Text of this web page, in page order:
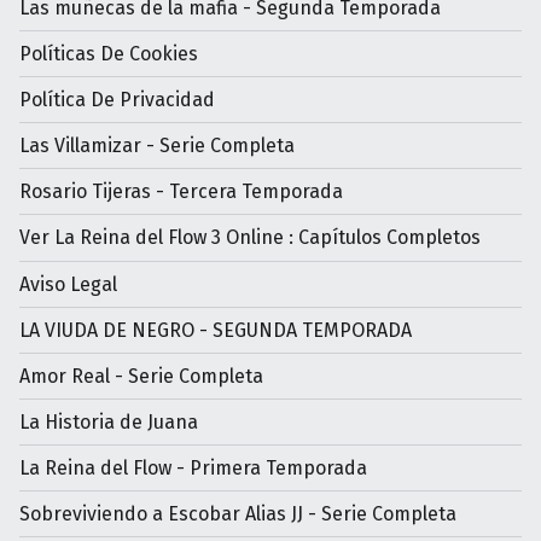
Las muñecas de la mafia - Segunda Temporada
Políticas De Cookies
Política De Privacidad
Las Villamizar - Serie Completa
Rosario Tijeras - Tercera Temporada
Ver La Reina del Flow 3 Online : Capítulos Completos
Aviso Legal
LA VIUDA DE NEGRO - SEGUNDA TEMPORADA
Amor Real - Serie Completa
La Historia de Juana
La Reina del Flow - Primera Temporada
Sobreviviendo a Escobar Alias JJ - Serie Completa